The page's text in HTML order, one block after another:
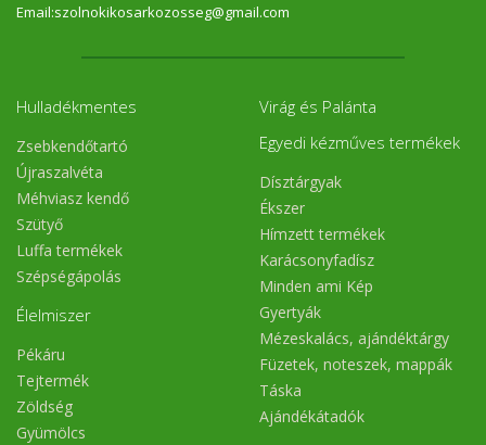
Email:szolnokikosarkozosseg@gmail.com
Hulladékmentes
Zsebkendőtartó
Újraszalvéta
Méhviasz kendő
Szütyő
Luffa termékek
Szépségápolás
Élelmiszer
Pékáru
Tejtermék
Zöldség
Gyümölcs
Virág és Palánta
Egyedi kézműves termékek
Dísztárgyak
Ékszer
Hímzett termékek
Karácsonyfadísz
Minden ami Kép
Gyertyák
Mézeskalács, ajándéktárgy
Füzetek, noteszek, mappák
Táska
Ajándékátadók